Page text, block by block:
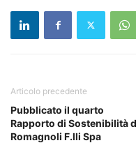
Articolo precedente
Pubblicato il quarto
Rapporto di Sostenibilità
Romagnoli F.lli Spa